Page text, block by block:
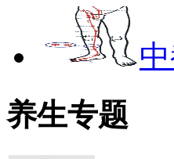
养生专题